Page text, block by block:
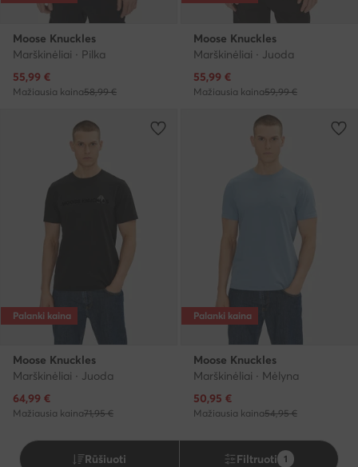
Moose Knuckles
Marškinėliai · Pilka
Dabartinė kaina
55,99 €
Mažiausia kaina58,99 €
Moose Knuckles
Marškinėliai · Juoda
Dabartinė kaina
55,99 €
Mažiausia kaina59,99 €
Palanki kaina
Moose Knuckles
Marškinėliai · Juoda
Dabartinė kaina
64,99 €
Mažiausia kaina71,95 €
Palanki kaina
Moose Knuckles
Marškinėliai · Mėlyna
Dabartinė kaina
50,95 €
Mažiausia kaina54,95 €
Rūšiuoti Filtruoti 1